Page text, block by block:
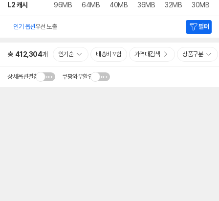
L2 캐시 96MB 64MB 40MB 36MB 32MB 30MB
인기 옵션우선 노출 필터
총 412,304개 인기순 배송비포함 가격대검색 상품구분
상세옵션펼침 쿠팡와우할인